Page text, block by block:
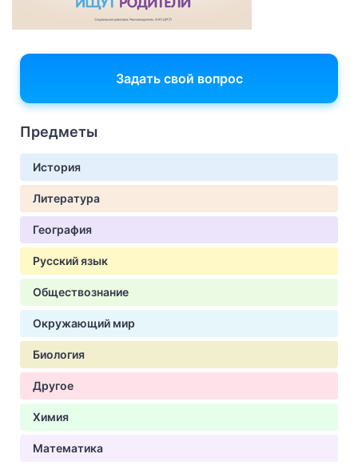
Задать свой вопрос
Предметы
История
Литература
География
Русский язык
Обществознание
Окружающий мир
Биология
Другое
Химия
Математика